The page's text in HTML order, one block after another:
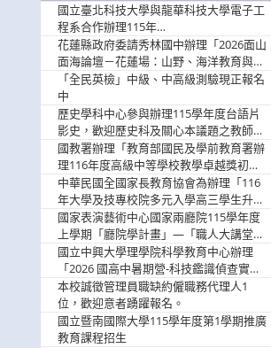
國立臺北科技大學與龍華科技大學電子工
程系合作辦理115年
「115.08.10~08.12「AI賦能應用於智慧半
導體研習營」，歡迎學生踴躍報名參加
花蓮縣政府委請秀林國中辦理「2026面山
面海論壇－花蓮場：山野、海洋教育與戶
外安全實務課程」，歡迎踴躍報名參加
「全民英檢」中級、中高級測驗現正報名
中
歷史學科中心參與辦理115學年度台語片
影史，歡迎歷史科及關心本議題之教師踴
躍報名參加
國教署辦理「教育部國民及學前教育署辦
理116年度高級中等學校教學卓越獎初選
實施計畫」，鼓勵教師踴躍報名
中華民國全國家長教育協會為辦理「116
年大學及技專校院多元入學高三學生升學
輔導家長說明會」
國家表演藝術中心國家兩廳院115學年度
上學期「廳院學計畫」—「職人大講堂」
及「一日體驗課程」，鼓勵踴躍報名參
與。
國立中興大學理學院科學教育中心辦理
「2026 國高中暑期營-科技鑑識偵查實戰
營」活動資訊，鼓勵學生踴躍報名參加。
本校誠徵管理員職缺約僱職務代理人1
位，歡迎意者踴躍報名。
國立暨南國際大學115學年度第1學期推廣
教育課程招生